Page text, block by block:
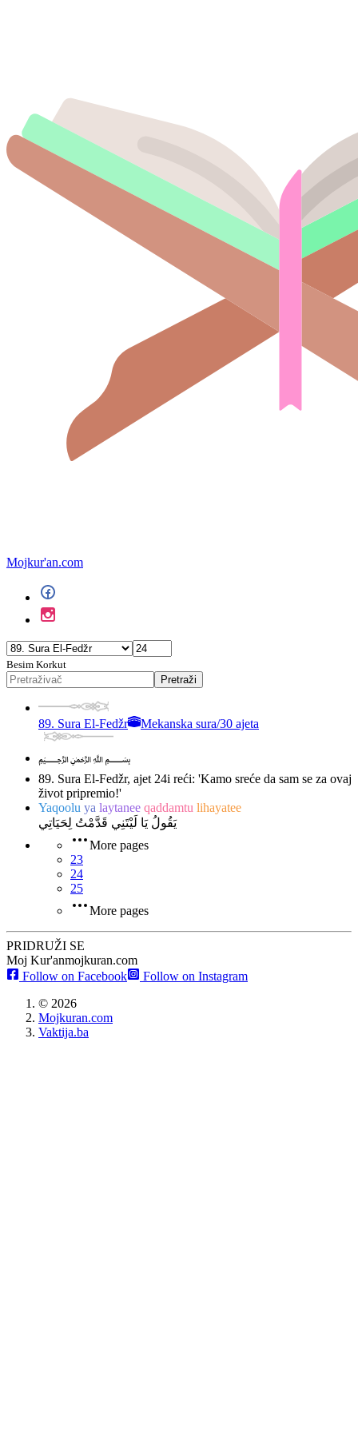
Mojkur'an.com
Besim Korkut
Pretraži
89. Sura El-Fedžr Mekanska sura/30 ajeta
﷽
89. Sura El-Fedžr, ajet 24i reći: 'Kamo sreće da sam se za ovaj
život pripremio!'
Yaqoolu ya laytanee qaddamtu lihayatee
يَقُولُ يَا لَيْتَنِي قَدَّمْتُ لِحَيَاتِي
More pages
23
24
25
More pages
PRIDRUŽI SE
Moj Kur'anmojkuran.com
Follow on Facebook
Follow on Instagram
© 2026
Mojkuran.com
Vaktija.ba